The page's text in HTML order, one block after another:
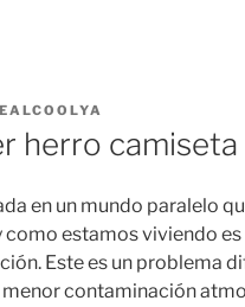
herro camiseta
en un mundo paralelo
como estamos viviendo
Este es un problema
menor contaminación